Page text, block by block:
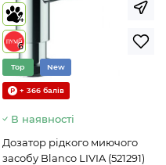
4
6
Top New
+ 366 балів
В наявності
Дозатор рідкого миючого
засобу Blanco LIVIA (521291)